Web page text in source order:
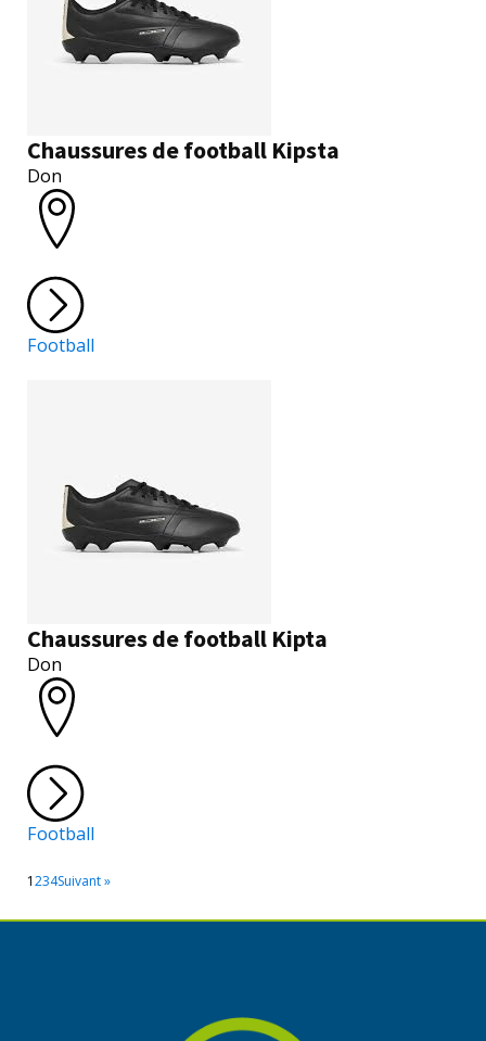
Chaussures de football Kipsta
Don
Football
Chaussures de football Kipta
Don
Football
1234Suivant »